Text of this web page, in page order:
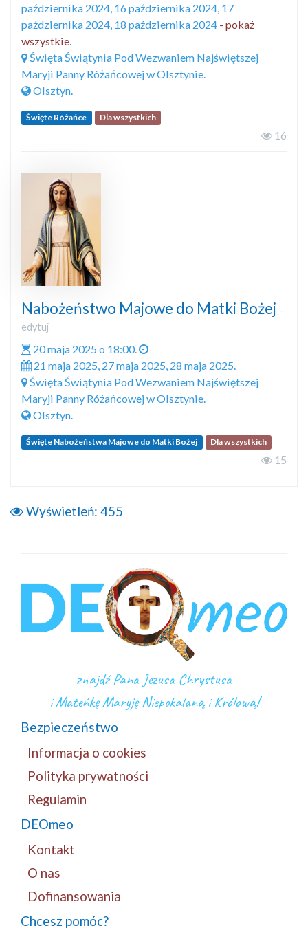
października 2024, 16 października 2024, 17
października 2024, 18 października 2024 - pokaż
wszystkie
Święta Świątynia Pod Wezwaniem Najświętszej
Maryji Panny Różańcowej w Olsztynie.
Olsztyn.
Święte Różańce Dla wszystkich
16
Nabożeństwo Majowe do Matki Bożej -
edytuj
20 maja 2025 o 18:00.
21 maja 2025, 27 maja 2025, 28 maja 2025.
Święta Świątynia Pod Wezwaniem Najświętszej
Maryji Panny Różańcowej w Olsztynie.
Olsztyn.
Święte Nabożeństwa Majowe do Matki Bożej Dla wszystkich
15
Wyświetleń: 455
znajdź Pana Jezusa Chrystusa
i Mateńkę Maryję Niepokalaną i Królową!
Bezpieczeństwo
Informacja o cookies
Polityka prywatności
Regulamin
DEOmeo
Kontakt
O nas
Dofinansowania
Chcesz pomóc?